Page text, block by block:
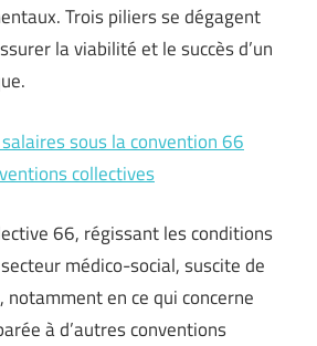
Trois piliers se dégagent
la viabilité et le succès d’un
sous la convention 66
collectives
66, régissant les conditions
médico-social, suscite de
notamment en ce qui concerne
à d’autres conventions